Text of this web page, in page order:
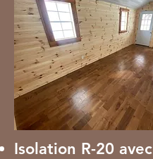
Isolation R-20 avec